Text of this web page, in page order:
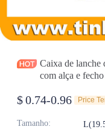
Caixa de
com alça e
$0.74-0.96 Price
Tamanho:
Notícias